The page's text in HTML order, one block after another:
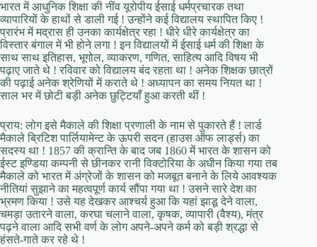
भारत में आधुनिक शिक्षा की नींव यूरोपीय ईसाई धर्मप्रचारक तथा
व्यापारियों के हाथों से डाली गई ! उन्होंने कई विद्यालय स्थापित किए !
प्रारंभ में मद्रास ही उनका कार्यक्षेत्र रहा ! धीरे धीरे कार्यक्षेत्र का
विस्तार बंगाल में भी होने लगा ! इन विद्यालयों में ईसाई धर्म की शिक्षा के
साथ साथ इतिहास, भूगोल, व्याकरण, गणित, साहित्य आदि विषय भी
पढ़ाए जाते थे ! रविवार को विद्यालय बंद रहता था ! अनेक शिक्षक छात्रों
की पढ़ाई अनेक श्रेणियों में कराते थे ! अध्यापन का समय नियत था !
साल भर में छोटी बड़ी अनेक छुट्टियाँ हुआ करती थीं !
प्राय: लोग इसे मैकाले की शिक्षा प्रणाली के नाम से पुकारते हैं ! लार्ड
मैकाले ब्रिटिश पार्लियामेन्ट के ऊपरी सदन (हाउस ऑफ लार्ड्स) का
सदस्य था ! 1857 की क्रान्ति के बाद जब 1860 में भारत के शासन को
ईस्ट इण्डिया कम्पनी से छीनकर रानी विक्टोरिया के अधीन किया गया तब
मैकाले को भारत में अंग्रेजों के शासन को मजबूत बनाने के लिये आवश्यक
नीतियां सुझाने का महत्वपूर्ण कार्य सौंपा गया था ! उसने सारे देश का
भ्रमण किया ! उसे यह देखकर आश्चर्य हुआ कि यहां झाडू देने वाला,
चमड़ा उतारने वाला, करघा चलाने वाला, कृषक, व्यापारी (वैश्य), मंत्र
पढ़ने वाला आदि सभी वर्ण के लोग अपने-अपने कर्म को बड़ी श्रद्धा से
हंसते-गाते कर रहे थे !